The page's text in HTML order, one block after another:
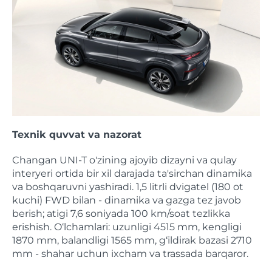
Texnik quvvat va nazorat
Changan UNI-T o'zining ajoyib dizayni va qulay
interyeri ortida bir xil darajada ta'sirchan dinamika
va boshqaruvni yashiradi. 1,5 litrli dvigatel (180 ot
kuchi) FWD bilan - dinamika va gazga tez javob
berish; atigi 7,6 soniyada 100 km/soat tezlikka
erishish. O‘lchamlari: uzunligi 4515 mm, kengligi
1870 mm, balandligi 1565 mm, g‘ildirak bazasi 2710
mm - shahar uchun ixcham va trassada barqaror.